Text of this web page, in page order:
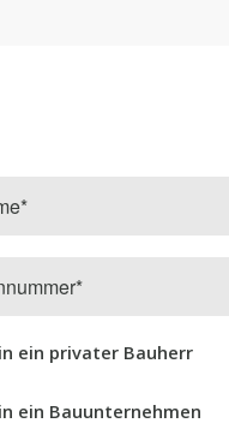
ein privater Bauherr
ein Bauunternehmen